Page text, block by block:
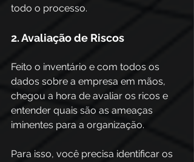
todo o processo.
2. Avaliação de Riscos
Feito o inventário e com todos os
dados sobre a empresa em mãos,
chegou a hora de avaliar os ricos e
entender quais são as ameaças
iminentes para a organização.
Para isso, você precisa identificar os